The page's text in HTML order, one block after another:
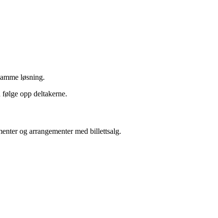
løsning.
opp deltakerne.
og arrangementer med billettsalg.